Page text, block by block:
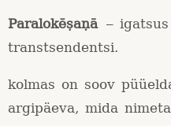
Paralokēṣaṇā– igatsus
transtsendentsi.
kolmas on soov
argipäeva, mida